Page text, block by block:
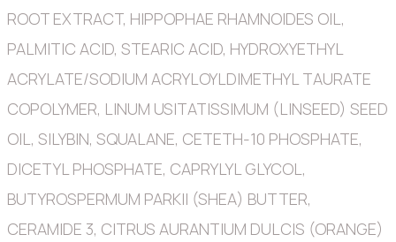
ROOT EXTRACT, HIPPOPHAE RHAMNOIDES OIL,
PALMITIC ACID, STEARIC ACID, HYDROXYETHYL
ACRYLATE/SODIUM ACRYLOYLDIMETHYL TAURATE
COPOLYMER, LINUM USITATISSIMUM (LINSEED) SEED
OIL, SILYBIN, SQUALANE, CETETH-10 PHOSPHATE,
DICETYL PHOSPHATE, CAPRYLYL GLYCOL,
BUTYROSPERMUM PARKII (SHEA) BUTTER,
CERAMIDE 3, CITRUS AURANTIUM DULCIS (ORANGE)